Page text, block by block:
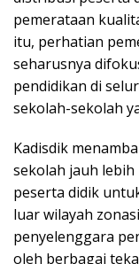
pemerataan
itu, perhatian
seharusnya
pendidikan di
sekolah-sekolah
Kadisdik
sekolah jauh
peserta didik
luar wilayah
penyelenggara
oleh berbagai